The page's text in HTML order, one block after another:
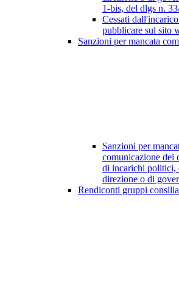
1-bis, del dlgs n.
Cessati
pubblicare sul sito
Sanzioni per mancata
Sanzioni per
comunicazione dei
di incarichi politici,
direzione o di
Rendiconti gruppi